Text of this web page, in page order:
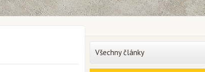
Všechny články